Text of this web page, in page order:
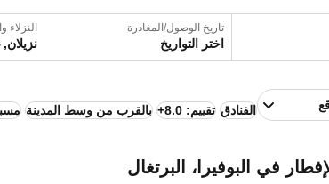
تاريخ الوصول/المغادرة
اختر التواريخ
النزلاء
الفنادق تقييم: 8.0+ بالقرب من وسط المدينة
في البوفيرا، البرتغال